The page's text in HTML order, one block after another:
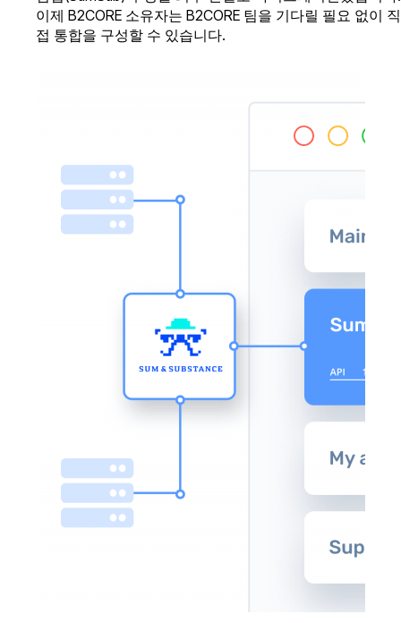
이제 B2CORE 소유자는 B2CORE 팀을 기다릴 필요 없이 직
접 통합을 구성할 수 있습니다.